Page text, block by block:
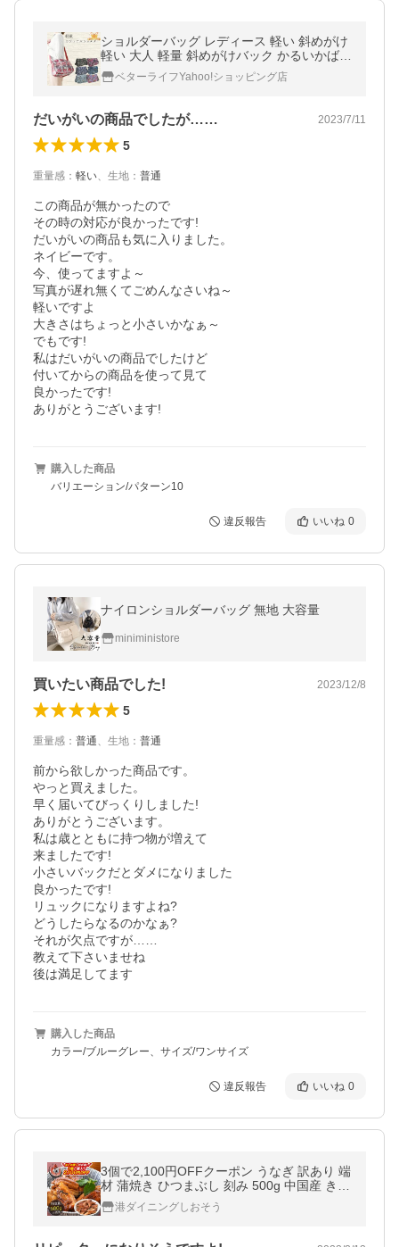
ショルダーバッグ レディース 軽い 斜めがけ
軽い 大人 軽量 斜めがけバック かるいかばん
即納ベターライフYahoo!ショッピング店
だいがいの商品でしたが…… 2023/7/11
5
重量感 ： 軽い、 生地 ： 普通
この商品が無かったので
その時の対応が良かったです!
だいがいの商品も気に入りました。
ネイビーです。
今、使ってますよ～
写真が遅れ無くてごめんなさいね～
軽いですよ
大きさはちょっと小さいかなぁ～
でもです!
私はだいがいの商品でしたけど
付いてからの商品を使って見て
良かったです!
購入した商品
バリエーション/パターン10
違反報告 いいね 0
ナイロンショルダーバッグ 無地 大容量
miniministore
買いたい商品でした! 2023/12/8
5
重量感 ： 普通、 生地 ： 普通
前から欲しかった商品です。
やっと買えました。
早く届いてびっくりしました!
ありがとうございます。
私は歳とともに持つ物が増えて
来ましたです!
小さいバックだとダメになりました
良かったです!
リュックになりますよね?
どうしたらなるのかなぁ?
それが欠点ですが……
教えて下さいませね
後は満足してます
購入した商品
カラー/ブルーグレー、サイズ/ワンサイズ
違反報告 いいね 0
3個で2,100円OFFクーポン うなぎ 訳あり 端
材 蒲焼き ひつまぶし 刻み 500g 中国産 きざ
みうなぎ ウナギ 鰻 お中元 御中元 爆買
港ダイニングしおそう